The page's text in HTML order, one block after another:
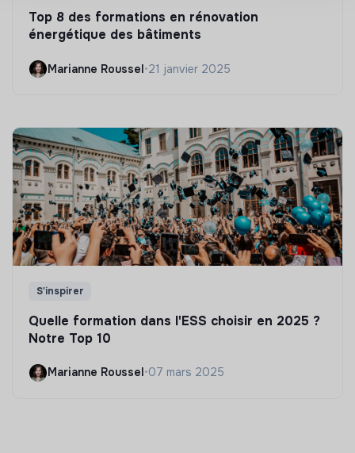
Top 8 des formations en rénovation
énergétique des bâtiments
Marianne Roussel•21 janvier 2025
S'inspirer
Quelle formation dans l'ESS choisir en 2025 ?
Notre Top 10
Marianne Roussel •07 mars 2025